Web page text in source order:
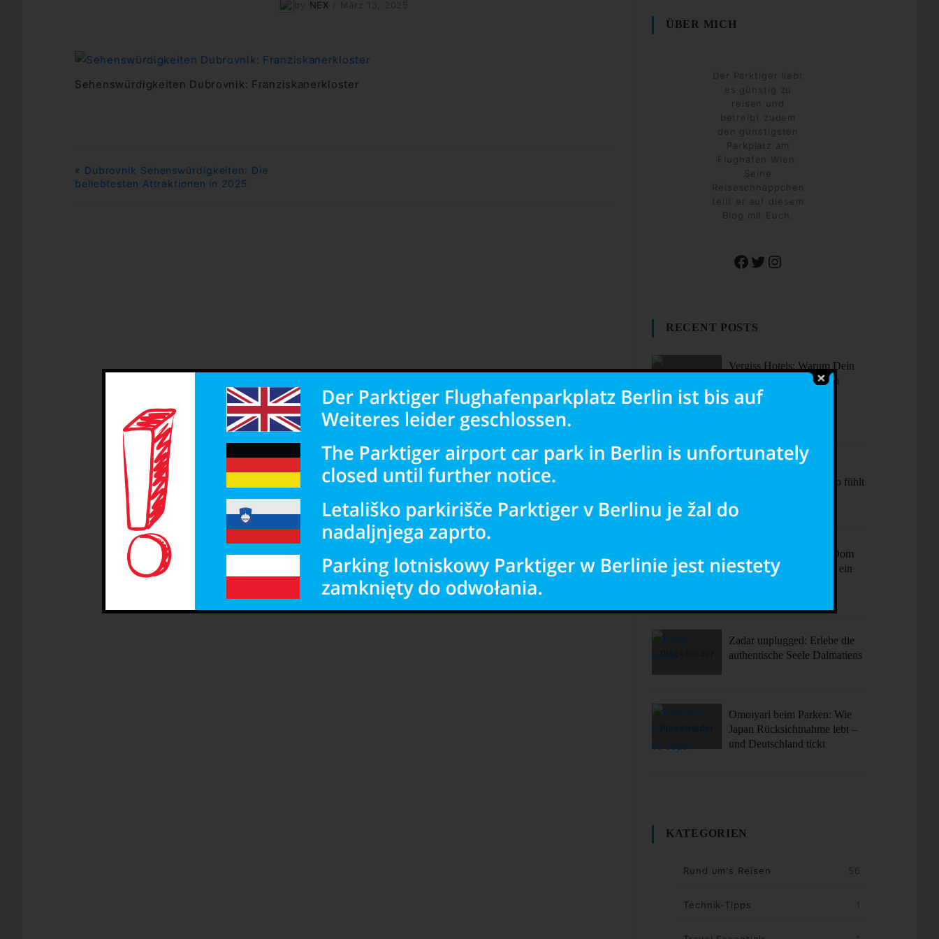
NEX
Sehenswürdigkeiten Dubrovnik: Franziskanerkloster
« Dubrovnik Sehenswürdigkeiten: Die
beliebtesten Attraktionen in 2025
ÜBER MICH
Der Parktiger liebt
es günstig zu
reisen und
betreibt zudem
den günstigsten
Parkplatz am
Flughafen Wien.
Seine
Reiseschnäppchen
teilt er auf diesem
Blog mit Euch.
Facebook
TwitterInstagram
RECENT POSTS
Vergiss Hotels: Warum Dein
nächster Urlaub in einem
dieser coolen Airbnbs
Sehenswürdigkeiten – So fühlt
Ciao Milano! Mehr als Dom
& Mode – Dein Plan für ein
Zadar unplugged: Erlebe die
authentische Seele Dalmatiens
Omoiyari beim Parken: Wie
Japan Rücksichtnahme lebt –
und Deutschland tickt
KATEGORIEN
Rund um's Reisen 56
Technik-Tipps 1